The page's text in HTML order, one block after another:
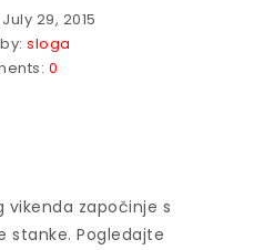
29, 2015
sloga
0
vikenda započinje s
stanke. Pogledajte